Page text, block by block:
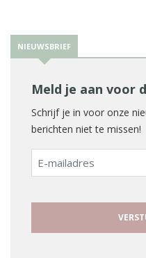
NIEUWSBRIEF
Meld je aan voor
Schrijf je in voor onze
berichten niet te missen!
E-
mailadres